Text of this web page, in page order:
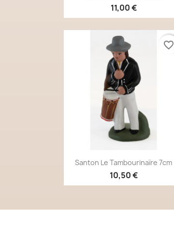
11,00 €
Aperçu rapide
Santon Le Tambourinaïre 7cm
10,50 €
favorite_border